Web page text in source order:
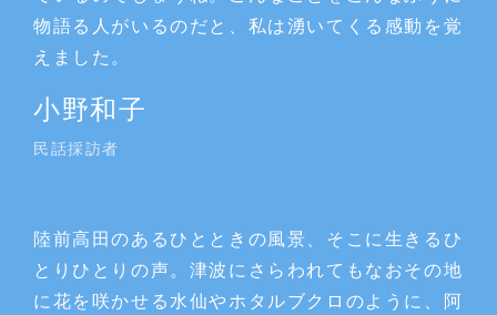
物語る人がいるのだと、私は湧いてくる感動を覚
えました。
小野和子
民話採訪者
陸前高田のあるひとときの風景、そこに生きるひ
とりひとりの声。津波にさらわれてもなおその地
に花を咲かせる水仙やホタルブクロのように、阿